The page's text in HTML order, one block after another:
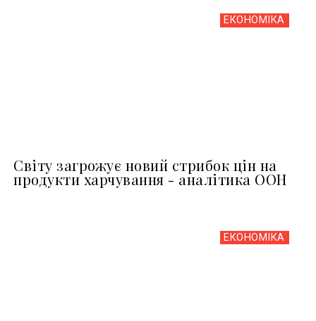
ЕКОНОМІКА
Світу загрожує новий стрибок цін на
продукти харчування - аналітика ООН
ЕКОНОМІКА